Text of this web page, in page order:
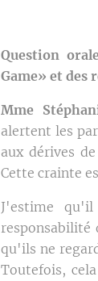
Question
Game» et des
Mme
alertent les
aux dérives
Cette crainte
J'estime
responsabilité
qu'ils ne
Toutefois,